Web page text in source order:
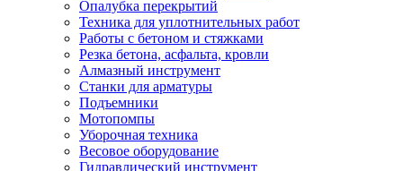
Опалубка перекрытий
Техника для уплотнительных работ
Работы с бетоном и стяжками
Резка бетона, асфальта, кровли
Алмазный инструмент
Станки для арматуры
Подъемники
Мотопомпы
Уборочная техника
Весовое оборудование
Гидравлический инструмент